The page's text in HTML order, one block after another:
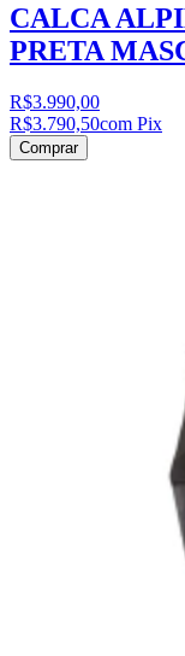
CALCA
PRETA
R$3.990,00
R$3.790,50com Pix
Comprar